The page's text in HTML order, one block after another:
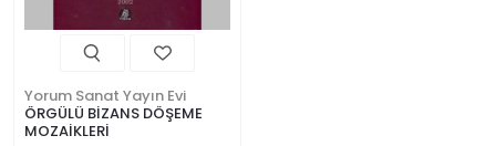
Yorum Sanat Yayın Evi
ÖRGÜLÜ BİZANS DÖŞEME
MOZAİKLERİ